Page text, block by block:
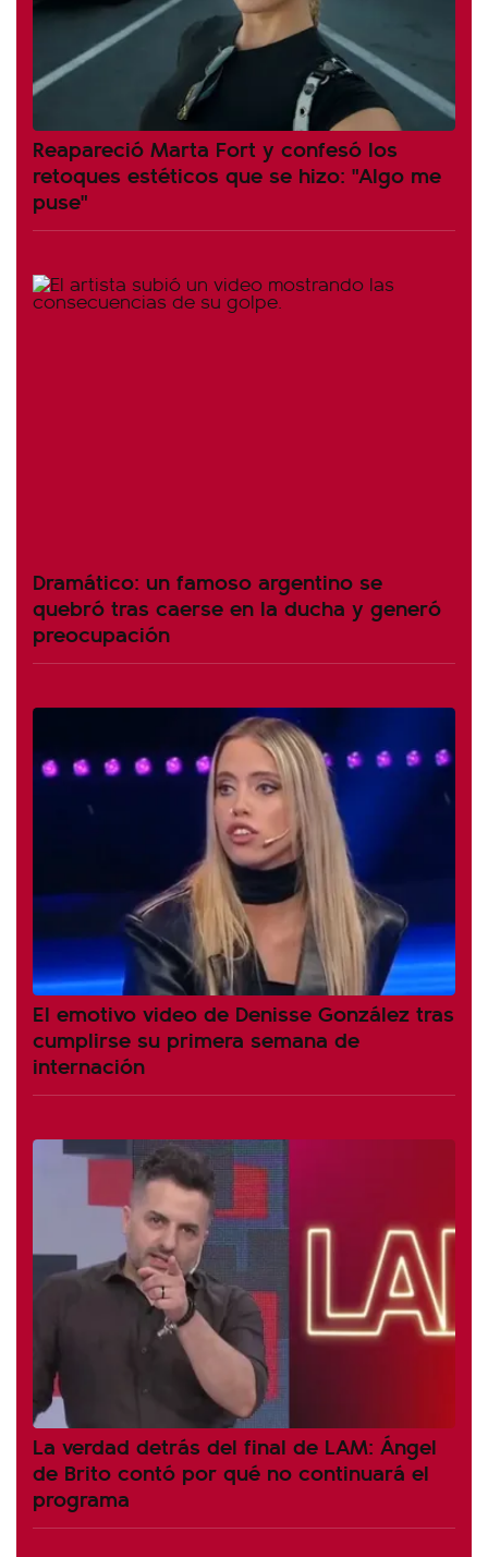
Reapareció Marta Fort y confesó los
retoques estéticos que se hizo: "Algo me
puse"
Dramático: un famoso argentino se
quebró tras caerse en la ducha y generó
preocupación
El emotivo video de Denisse González tras
cumplirse su primera semana de
internación
La verdad detrás del final de LAM: Ángel
de Brito contó por qué no continuará el
programa